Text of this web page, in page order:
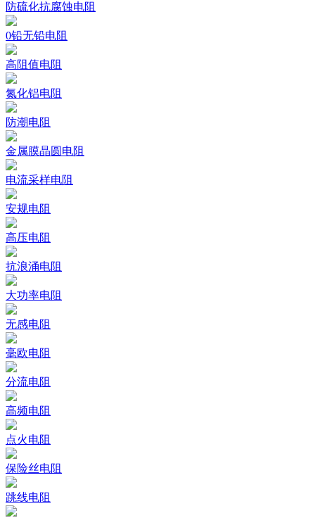
防硫化抗腐蚀电阻
0铅无铅电阻
高阻值电阻
氮化铝电阻
防潮电阻
金属膜晶圆电阻
电流采样电阻
安规电阻
高压电阻
抗浪涌电阻
大功率电阻
无感电阻
毫欧电阻
分流电阻
高频电阻
点火电阻
保险丝电阻
跳线电阻